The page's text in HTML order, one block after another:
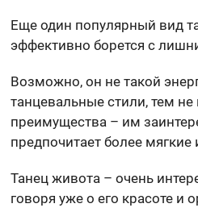
Еще один популярный вид
эффективно борется с
Возможно, он не такой
танцевальные стили, тем не
преимущества – им
предпочитает более
Танец живота – очень
говоря уже о его красоте и